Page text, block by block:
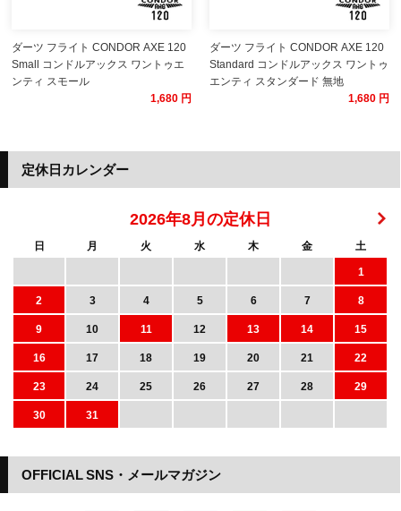
ダーツ フライト CONDOR AXE 120
Small コンドルアックス ワントゥエ
ンティ スモール
1,680 円
ダーツ フライト CONDOR AXE 120
Standard コンドルアックス ワントゥ
エンティ スタンダード 無地
1,680 円
OFFICIAL SNS・メールマガジン
定休日カレンダー
2026年8月の定休日
日 月 火 水 木 金
土
1
2
3 4 5 6 7
8
9
10 11 12 13 14
15
16
17 18 19 20 21
22
23
24 25 26 27 28
29
30
31